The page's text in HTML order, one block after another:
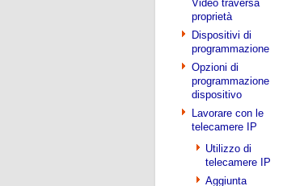
Video traversa
proprietà
Dispositivi di
programmazione
Opzioni di
programmazione
dispositivo
Lavorare con le
telecamere IP
Utilizzo di
telecamere IP
Aggiunta